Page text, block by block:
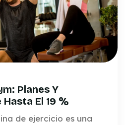
Planes Y
El 19 %
de ejercicio es una